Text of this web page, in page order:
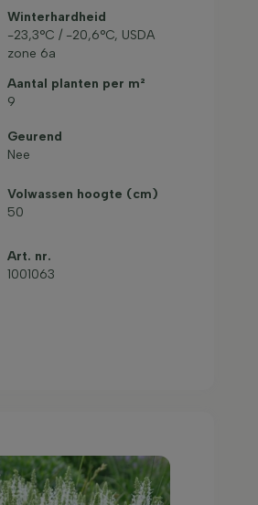
Winterhardheid
-23,3°C / -20,6°C, USDA
zone 6a
Aantal planten per m²
9
Geurend
Nee
Volwassen hoogte (cm)
50
Art. nr.
1001063